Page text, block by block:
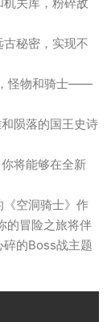
秘密，实现不
怪物和骑士——
陨落的国王史诗
将能够在全新
空洞骑士》作
的冒险之旅将伴
的Boss战主题